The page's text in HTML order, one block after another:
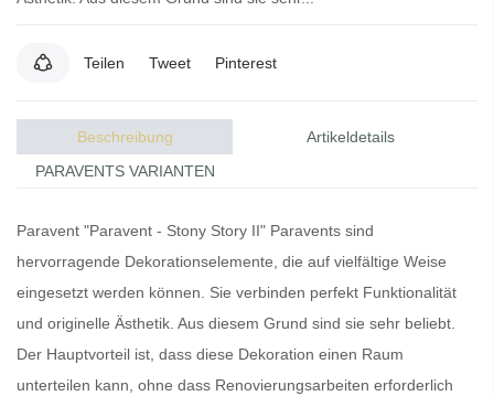
Teilen Tweet Pinterest
Beschreibung
Artikeldetails
PARAVENTS VARIANTEN
Paravent "Paravent - Stony Story II" Paravents sind
hervorragende Dekorationselemente, die auf vielfältige Weise
eingesetzt werden können. Sie verbinden perfekt Funktionalität
und originelle Ästhetik. Aus diesem Grund sind sie sehr beliebt.
Der Hauptvorteil ist, dass diese Dekoration einen Raum
unterteilen kann, ohne dass Renovierungsarbeiten erforderlich